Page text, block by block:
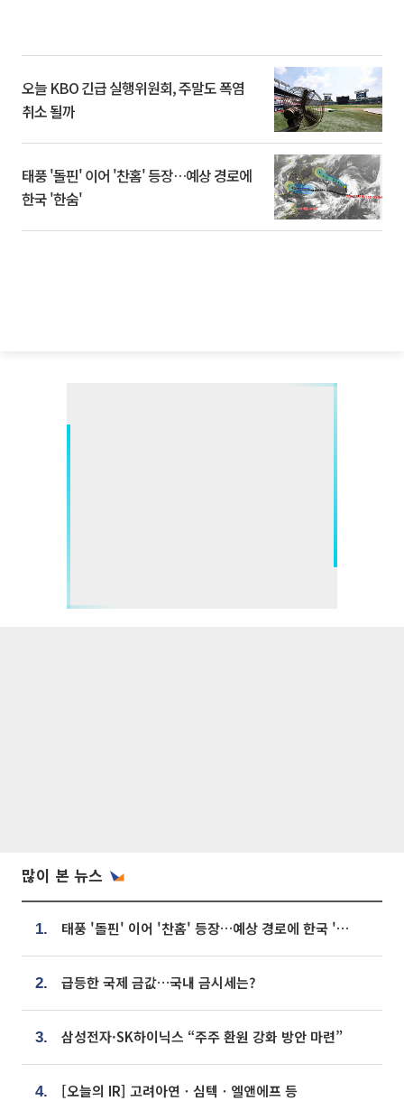
오늘 KBO 긴급 실행위원회, 주말도 폭염
취소 될까
태풍 '돌핀' 이어 '찬홈' 등장…예상 경로에
한국 '한숨'
많이 본 뉴스
1. 태풍 '돌핀' 이어 '찬홈' 등장…예상 경로에 한국 '한숨'
2. 급등한 국제 금값…국내 금시세는?
3. 삼성전자·SK하이닉스 “주주 환원 강화 방안 마련”
4. [오늘의 IR] 고려아연ㆍ심텍ㆍ엘앤에프 등